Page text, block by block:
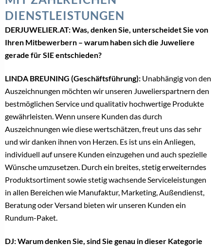
DIENSTLEISTUNGEN
DERJUWELIER.AT: Was, denken Sie, unterscheidet Sie von
Ihren Mitbewerbern – warum haben sich die Juweliere
gerade für SIE entschieden?
LINDA BREUNING (Geschäftsführung): Unabhängig von den
Auszeichnungen möchten wir unseren Juwelierspartnern den
bestmöglichen Service und qualitativ hochwertige Produkte
gewährleisten. Wenn unsere Kunden das durch
Auszeichnungen wie diese wertschätzen, freut uns das sehr
und wir danken ihnen von Herzen. Es ist uns ein Anliegen,
individuell auf unsere Kunden einzugehen und auch spezielle
Wünsche umzusetzen. Durch ein breites, stetig erweiterndes
Produktsortiment sowie stetig wachsende Serviceleistungen
in allen Bereichen wie Manufaktur, Marketing, Außendienst,
Beratung oder Versand bieten wir unseren Kunden ein
Rundum-Paket.
DJ: Warum denken Sie, sind Sie genau in dieser Kategorie